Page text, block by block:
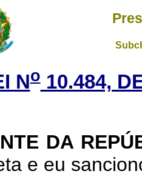
No10.484,
DA
e eu